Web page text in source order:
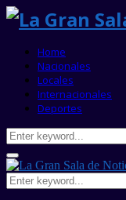
Home
Nacionales
Locales
Internacionales
Deportes
Search
for:
Primary
Menu
Search
for: